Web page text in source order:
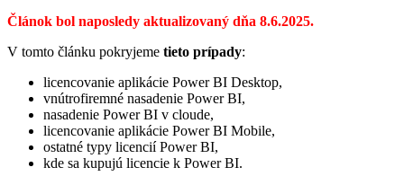
Článok bol naposledy aktualizovaný dňa 8.6.2025.
V tomto článku pokryjeme tieto prípady:
licencovanie aplikácie Power BI Desktop,
vnútrofiremné nasadenie Power BI,
nasadenie Power BI v cloude,
licencovanie aplikácie Power BI Mobile,
ostatné typy licencií Power BI,
kde sa kupujú licencie k Power BI.